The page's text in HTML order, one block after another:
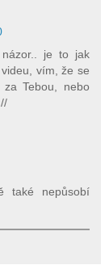
je to jak
vím, že se
Tebou, nebo
také nepůsobí